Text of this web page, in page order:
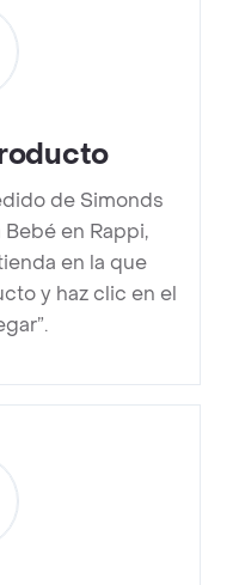
de Simonds
en Rappi,
en la que
y haz clic en el